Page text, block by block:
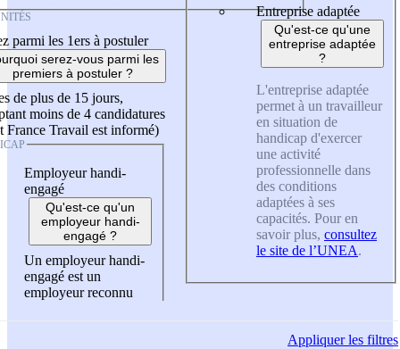
parmi les 1ers à postuler
serez-vous parmi les
premiers à postuler ?
de plus de 15 jours,
moins de 4 candidatures
France Travail est informé)
Employeur handi-
engagé
Qu'est-ce qu'un
employeur handi-
engagé ?
Un employeur handi-
engagé est un
employeur reconnu
Entreprise adaptée
Qu'est-ce qu'une
entreprise adaptée
?
L'entreprise adaptée
permet à un travailleur
en situation de
handicap d'exercer
une activité
professionnelle dans
des conditions
adaptées à ses
capacités. Pour en
savoir plus, consultez
le site de l’UNEA.
Appliquerles filtres